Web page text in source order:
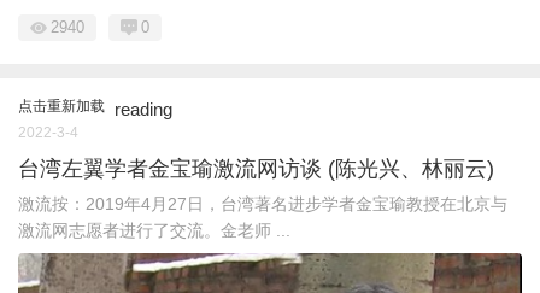
2940 0
点击重新加载 reading
2022-3-4
台湾左翼学者金宝瑜激流网访谈 (陈光兴、林丽云)
激流按：2019年4月27日，台湾著名进步学者金宝瑜教授在北京与
激流网志愿者进行了交流。金老师 ...